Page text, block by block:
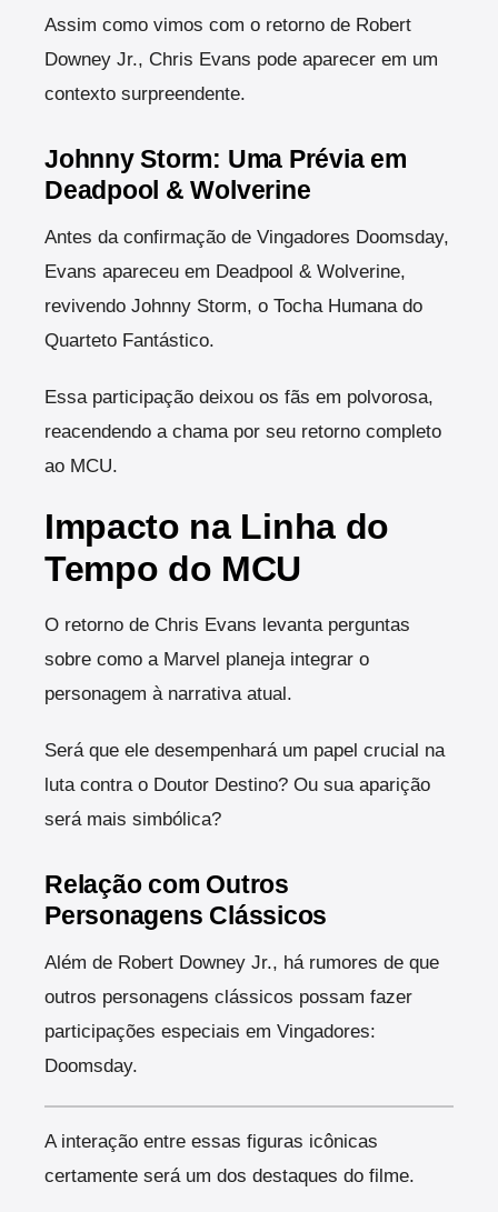
Assim como vimos com o retorno de Robert
Downey Jr., Chris Evans pode aparecer em um
contexto surpreendente.
Johnny Storm: Uma Prévia em
Deadpool & Wolverine
Antes da confirmação de Vingadores Doomsday,
Evans apareceu em Deadpool & Wolverine,
revivendo Johnny Storm, o Tocha Humana do
Quarteto Fantástico.
Essa participação deixou os fãs em polvorosa,
reacendendo a chama por seu retorno completo
ao MCU.
Impacto na Linha do
Tempo do MCU
O retorno de Chris Evans levanta perguntas
sobre como a Marvel planeja integrar o
personagem à narrativa atual.
Será que ele desempenhará um papel crucial na
luta contra o Doutor Destino? Ou sua aparição
será mais simbólica?
Relação com Outros
Personagens Clássicos
Além de Robert Downey Jr., há rumores de que
outros personagens clássicos possam fazer
participações especiais em Vingadores:
Doomsday.
A interação entre essas figuras icônicas
certamente será um dos destaques do filme.